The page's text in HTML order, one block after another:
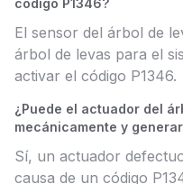
código P1346?
El sensor del árbol de
árbol de levas para el
activar el código P1346.
¿Puede el actuador del
mecánicamente y
Sí, un actuador
causa de un código